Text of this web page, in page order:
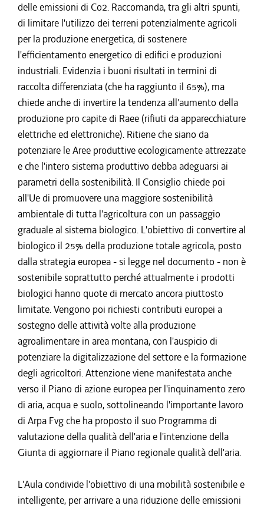
delle emissioni di Co2. Raccomanda, tra gli altri spunti,
di limitare l'utilizzo dei terreni potenzialmente agricoli
per la produzione energetica, di sostenere
l'efficientamento energetico di edifici e produzioni
industriali. Evidenzia i buoni risultati in termini di
raccolta differenziata (che ha raggiunto il 65%), ma
chiede anche di invertire la tendenza all'aumento della
produzione pro capite di Raee (rifiuti da apparecchiature
elettriche ed elettroniche). Ritiene che siano da
potenziare le Aree produttive ecologicamente attrezzate
e che l'intero sistema produttivo debba adeguarsi ai
parametri della sostenibilità. Il Consiglio chiede poi
all'Ue di promuovere una maggiore sostenibilità
ambientale di tutta l'agricoltura con un passaggio
graduale al sistema biologico. L'obiettivo di convertire al
biologico il 25% della produzione totale agricola, posto
dalla strategia europea - si legge nel documento - non è
sostenibile soprattutto perché attualmente i prodotti
biologici hanno quote di mercato ancora piuttosto
limitate. Vengono poi richiesti contributi europei a
sostegno delle attività volte alla produzione
agroalimentare in area montana, con l'auspicio di
potenziare la digitalizzazione del settore e la formazione
degli agricoltori. Attenzione viene manifestata anche
verso il Piano di azione europea per l'inquinamento zero
di aria, acqua e suolo, sottolineando l'importante lavoro
di Arpa Fvg che ha proposto il suo Programma di
valutazione della qualità dell'aria e l'intenzione della
Giunta di aggiornare il Piano regionale qualità dell'aria.
L'Aula condivide l'obiettivo di una mobilità sostenibile e
intelligente, per arrivare a una riduzione delle emissioni